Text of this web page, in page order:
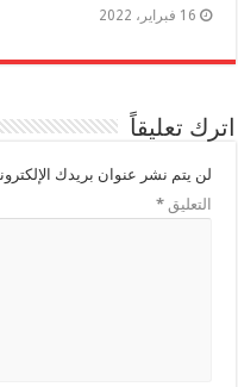
16 فبراير، 2022
اترك تعليقاً
لن يتم نشر عنوان بريدك
التعليق*